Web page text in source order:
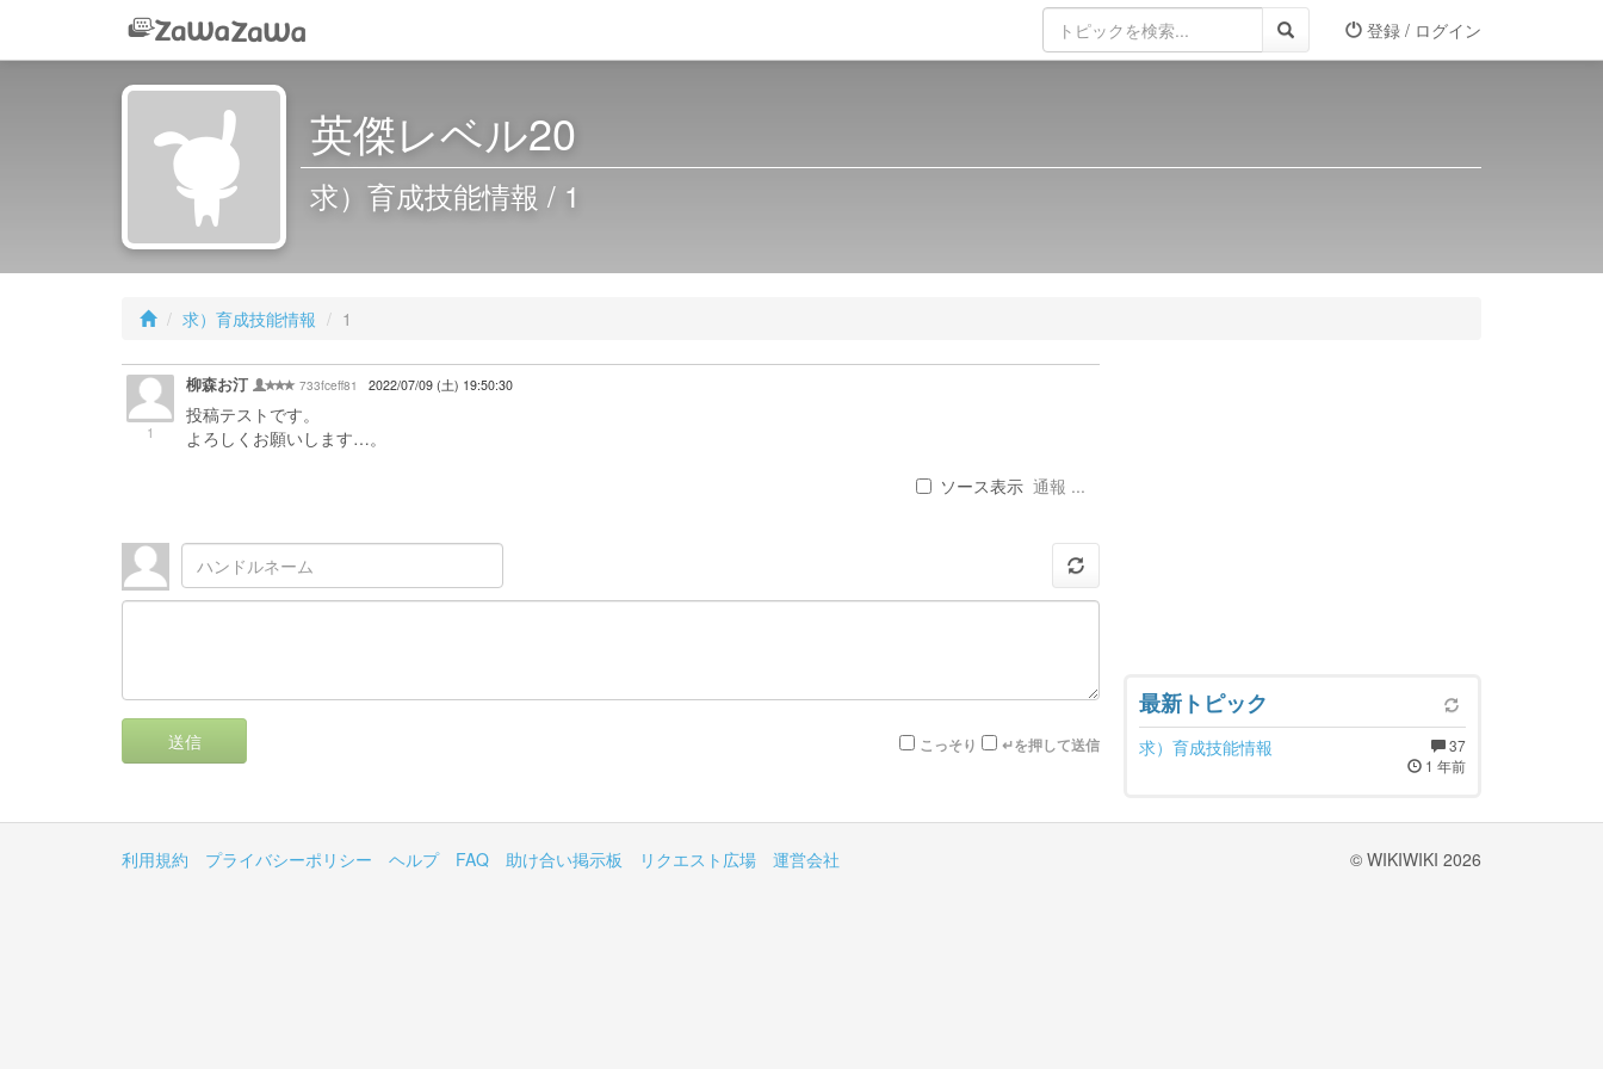
登録 / ログイン
英傑レベル20
求）育成技能情報 / 1
求）育成技能情報 1
1
柳森お汀 733fceff81 2022/07/09 (土) 19:50:30
投稿テストです。
よろしくお願いします…。
ソース表示 通報 ...
送信 こっそり ↵を押して送信
最新トピック
37
1 年前
求）育成技能情報
利用規約 プライバシーポリシー ヘルプ FAQ 助け合い掲示板 リクエスト広場 運営会社 © WIKIWIKI 2026